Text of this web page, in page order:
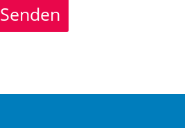
Senden